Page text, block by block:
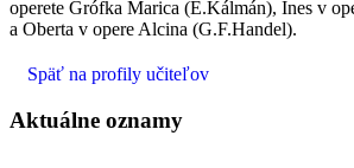
operete Grófka Marica (E.Kálmán), Ines v
a Oberta v opere Alcina (G.F.Handel).
Späť na profily učiteľov
Aktuálne oznamy